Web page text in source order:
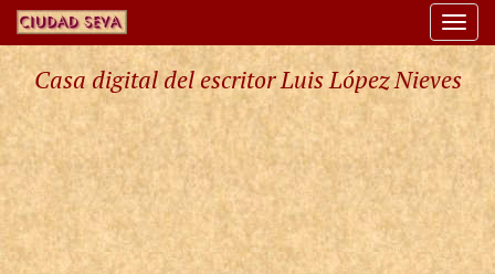
Casa digital del escritor Luis López Nieves